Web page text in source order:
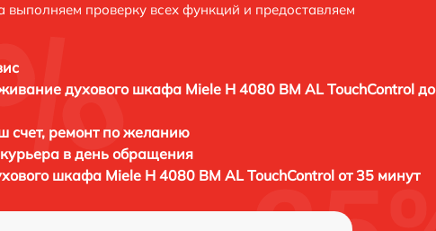
выполняем проверку всех функций и предоставляем
духового шкафа Miele H 4080 BM AL TouchControl до
счет, ремонт по желанию
в день обращения
шкафа Miele H 4080 BM AL TouchControl от 35 минут